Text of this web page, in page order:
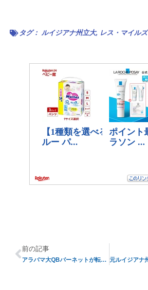
タグ： ルイジアナ州立大, レス・マイルズ
前の記事
アラバマ大QBバーネットが転校か